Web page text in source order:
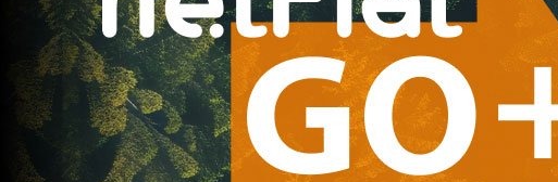
A Selekcija
Sve je gotovo: Edin Džeko
donio odluku, evo gdje
nastavlja karijeru!